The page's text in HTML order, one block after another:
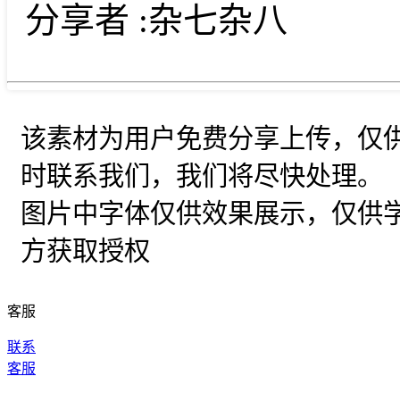
分享者 :杂七杂八
该素材为用户免费分享上传，仅
时联系我们，我们将尽快处理。
图片中字体仅供效果展示，仅供
方获取授权
客服
联系
客服